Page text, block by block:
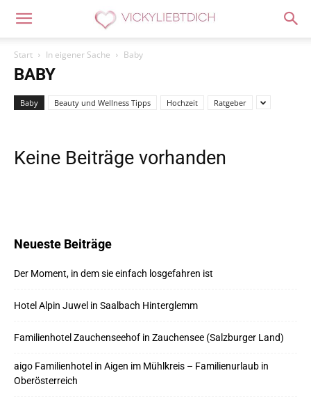
Start In eigener Sache Baby
BABY
Baby Beauty und Wellness Tipps Hochzeit Ratgeber
Keine Beiträge vorhanden
Neueste Beiträge
Der Moment, in dem sie einfach losgefahren ist
Hotel Alpin Juwel in Saalbach Hinterglemm
Familienhotel Zauchenseehof in Zauchensee (Salzburger Land)
aigo Familienhotel in Aigen im Mühlkreis – Familienurlaub in
Oberösterreich